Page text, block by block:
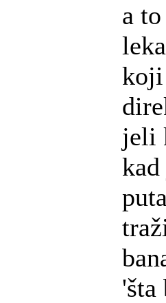
a
koji
jeli